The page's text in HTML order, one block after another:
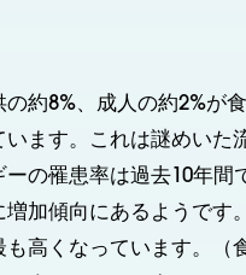
約8%、成人の約2%が
います。これは謎めいた
の罹患率は過去10年間
増加傾向にあるようです
も高くなっています。（